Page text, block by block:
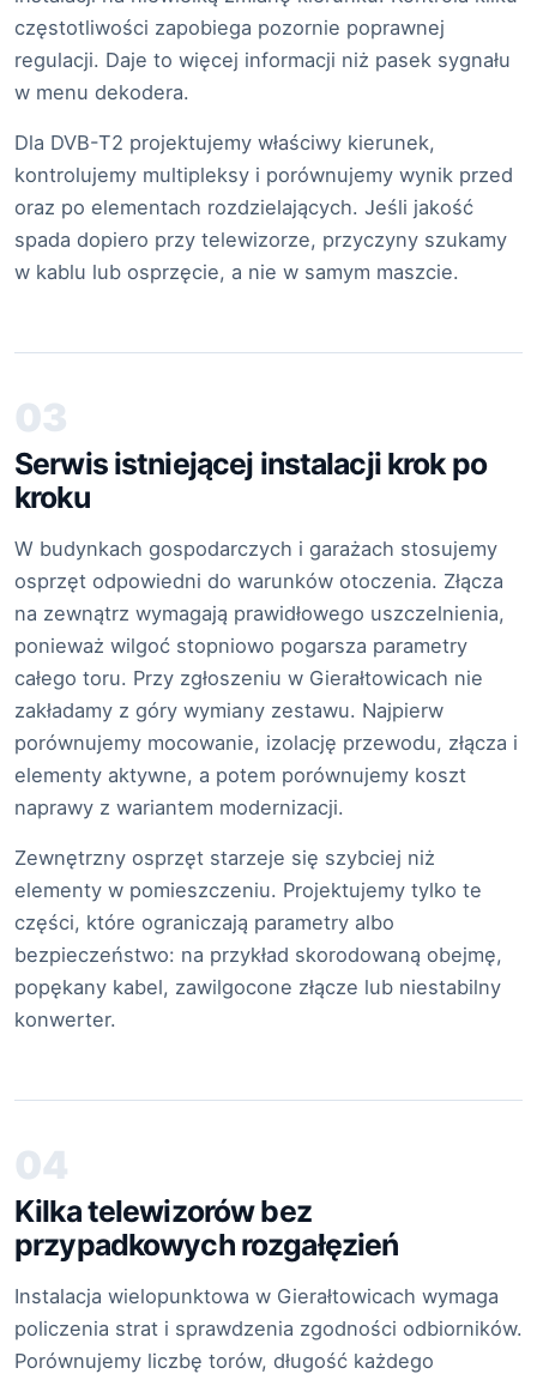
częstotliwości zapobiega pozornie poprawnej
regulacji. Daje to więcej informacji niż pasek sygnału
w menu dekodera.
Dla DVB-T2 projektujemy właściwy kierunek,
kontrolujemy multipleksy i porównujemy wynik przed
oraz po elementach rozdzielających. Jeśli jakość
spada dopiero przy telewizorze, przyczyny szukamy
w kablu lub osprzęcie, a nie w samym maszcie.
03
Serwis istniejącej instalacji krok po
kroku
W budynkach gospodarczych i garażach stosujemy
osprzęt odpowiedni do warunków otoczenia. Złącza
na zewnątrz wymagają prawidłowego uszczelnienia,
ponieważ wilgoć stopniowo pogarsza parametry
całego toru. Przy zgłoszeniu w Gierałtowicach nie
zakładamy z góry wymiany zestawu. Najpierw
porównujemy mocowanie, izolację przewodu, złącza i
elementy aktywne, a potem porównujemy koszt
naprawy z wariantem modernizacji.
Zewnętrzny osprzęt starzeje się szybciej niż
elementy w pomieszczeniu. Projektujemy tylko te
części, które ograniczają parametry albo
bezpieczeństwo: na przykład skorodowaną obejmę,
popękany kabel, zawilgocone złącze lub niestabilny
konwerter.
04
Kilka telewizorów bez
przypadkowych rozgałęzień
Instalacja wielopunktowa w Gierałtowicach wymaga
policzenia strat i sprawdzenia zgodności odbiorników.
Porównujemy liczbę torów, długość każdego